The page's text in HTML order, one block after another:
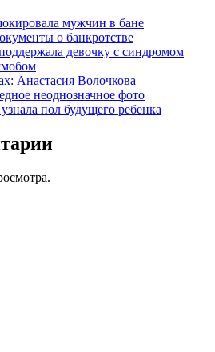
мужчин в бане
о банкротстве
девочку с синдромом
Анастасия Волочкова
неоднозначное фото
пол будущего ребенка